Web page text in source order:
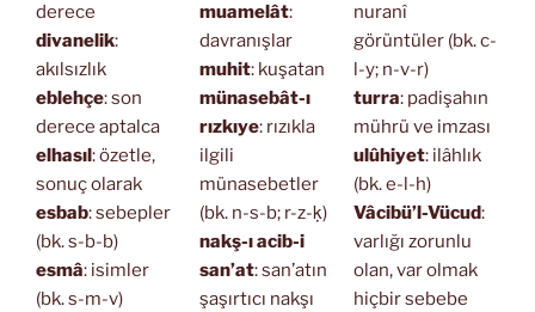
derece
divanelik:
akılsızlık
eblehçe: son
derece aptalca
elhasıl : özetle,
sonuç olarak
esbab: sebepler
(bk. s-b-b)
esmâ: isimler
(bk. s-m-v)
muamelât:
davranışlar
muhit: kuşatan
münasebât-ı
rızkıye: rızıkla
ilgili
münasebetler
(bk. n-s-b; r-z-ḳ)
nakş-ı acib-i
san’at: san’atın
şaşırtıcı nakşı
nuranî
görüntüler (bk. c-
l-y; n-v-r)
turra: padişahın
mührü ve imzası
ulûhiyet: ilâhlık
(bk. e-l-h)
Vâcibü’l-Vücud:
varlığı zorunlu
olan, var olmak
hiçbir sebebe